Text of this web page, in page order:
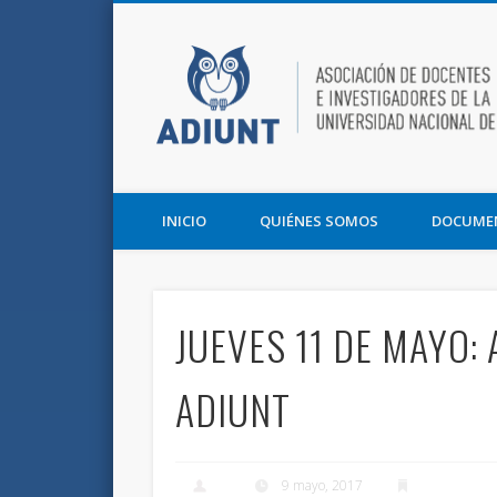
Asociación de Docentes e Investigadores de la UNT y la
INICIO QUIÉNES SOMOS
JUEVES 11 DE
ADIUNT
9 mayo, 2017